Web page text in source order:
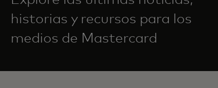
historias y recursos para los
medios de Mastercard